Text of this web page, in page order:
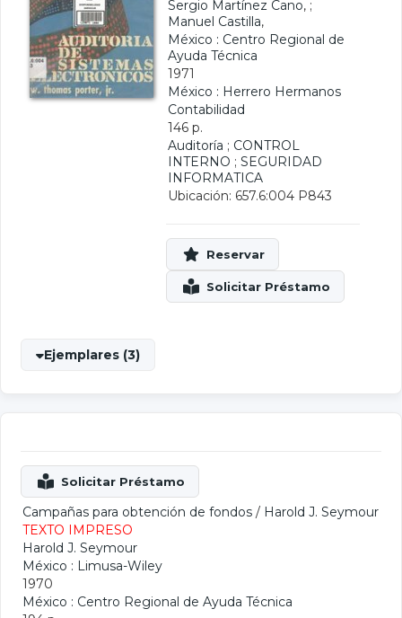
Sergio Martínez Cano, ;
Manuel Castilla,
México : Centro Regional de
Ayuda Técnica
1971
México : Herrero Hermanos
Contabilidad
146 p.
Auditoría ; CONTROL
INTERNO ; SEGURIDAD
INFORMATICA
Ubicación: 657.6:004 P843
Ejemplares (3)
Campañas para obtención de fondos / Harold J. Seymour
TEXTO IMPRESO
Harold J. Seymour
México : Limusa-Wiley
1970
México : Centro Regional de Ayuda Técnica